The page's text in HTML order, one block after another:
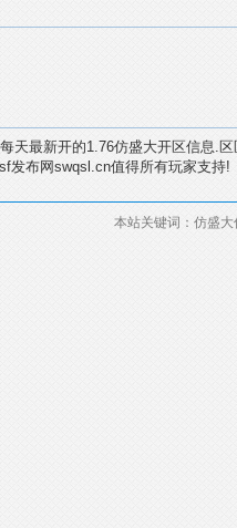
天最新开的1.76仿盛大开区信息.
发布网swqsl.cn值得所有玩家支持!
本站关键词：仿盛